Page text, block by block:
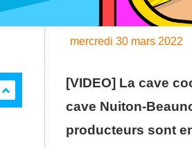
mercredi 30 mars 2022
[VIDEO] La cave
cave Nuiton-
producteurs sont